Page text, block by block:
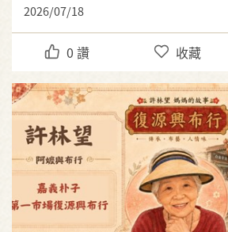
2026/07/18
0 讚 收藏